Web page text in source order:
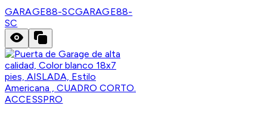
GARAGE88-SCGARAGE88-
SC
ACCESSPRO